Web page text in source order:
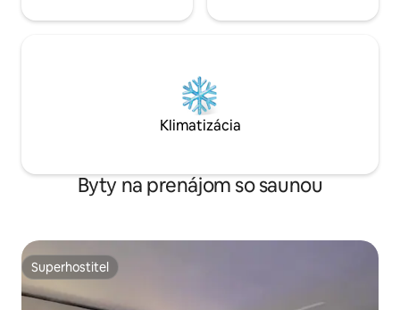
Klimatizácia
Byty na prenájom so saunou
Superhostiteľ
Superhostiteľ